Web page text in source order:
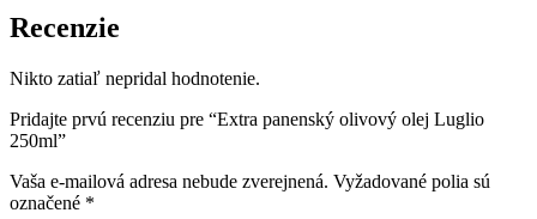
Recenzie
Nikto zatiaľ nepridal hodnotenie.
Pridajte prvú recenziu pre “Extra panenský olivový olej Luglio
250ml”
Vaša e-mailová adresa nebude zverejnená. Vyžadované polia sú
označené *